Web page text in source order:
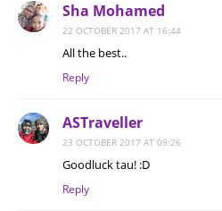
Sha Mohamed
22 OCTOBER 2017 AT 16:44
All the best..
Reply
ASTraveller
23 OCTOBER 2017 AT 09:26
Goodluck tau! :D
Reply